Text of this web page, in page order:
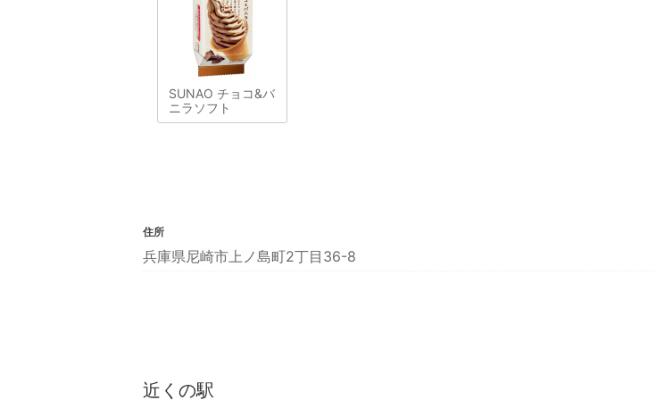
SUNAO チョコ&バ
ニラソフト
住所
兵庫県尼崎市上ノ島町2丁目36-8
近くの駅